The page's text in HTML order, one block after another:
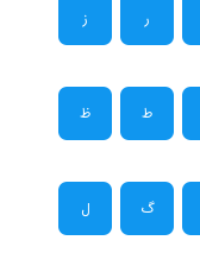
ر ز
ط ظ
گ ل